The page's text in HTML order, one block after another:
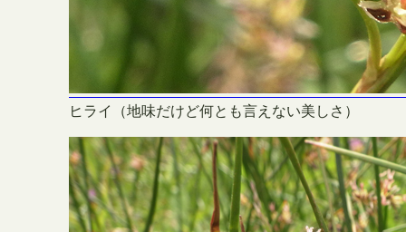
ヒライ（地味だけど何とも言えない美しさ）